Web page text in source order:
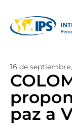
16 de
paz a